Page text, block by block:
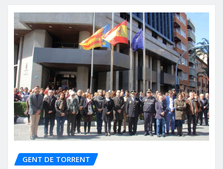
GENT DE TORRENT